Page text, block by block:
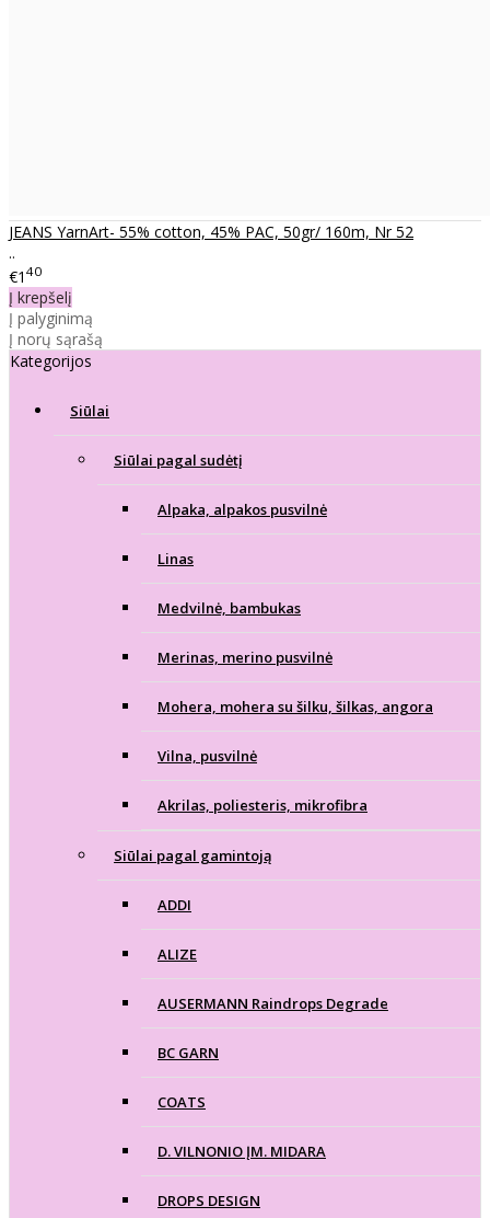
JEANS YarnArt- 55% cotton, 45% PAC, 50gr/ 160m, Nr 52
..
€1 40
Į krepšelį
Į palyginimą
Į norų sąrašą
Kategorijos
Siūlai
Siūlai pagal sudėtį
Alpaka, alpakos pusvilnė
Linas
Medvilnė, bambukas
Merinas, merino pusvilnė
Mohera, mohera su šilku, šilkas, angora
Vilna, pusvilnė
Akrilas, poliesteris, mikrofibra
Siūlai pagal gamintoją
ADDI
ALIZE
AUSERMANN Raindrops Degrade
BC GARN
COATS
D. VILNONIO ĮM. MIDARA
DROPS DESIGN